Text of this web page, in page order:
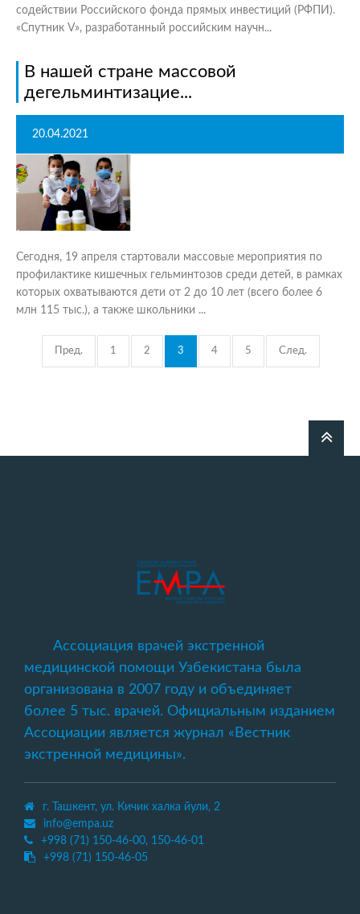
содействии Российского фонда прямых инвестиций (РФПИ).
«Спутник V», разработанный российским научн...
В нашей стране массовой
дегельминтизацие...
20.04.2021
Сегодня, 19 апреля стартовали массовые мероприятия по
профилактике кишечных гельминтозов среди детей, в рамках
которых охватываются дети от 2 до 10 лет (всего более 6
млн 115 тыс.), а также школьники ...
Пред. 1 2 3 4 5 След.
Ассоциация врачей экстренной
медицинской помощи Узбекистана была
организована в 2007 году и объединяет
более 5 тыс. врачей. Официальным изданием
Ассоциации является журнал «Вестник
экстренной медицины».
г. Ташкент, ул. Кичик халка йули, 2
info@empa.uz
+998 (71) 150-46-00, 150-46-01
+998 (71) 150-46-05